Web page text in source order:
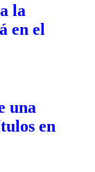
la
en el
una
en